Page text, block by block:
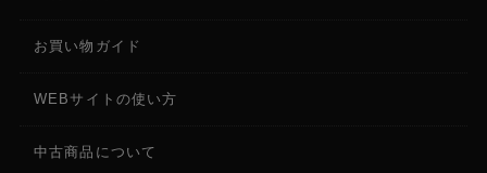
お買い物ガイド
WEBサイトの使い方
中古商品について